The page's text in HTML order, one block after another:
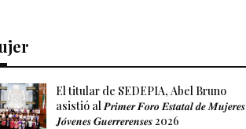
El titular de SEDEPIA, Abel Bruno
asistió al 𝑷𝒓𝒊𝒎𝒆𝒓 𝑭𝒐𝒓𝒐 𝑬𝒔𝒕𝒂𝒕𝒂𝒍 𝒅𝒆 𝑴𝒖𝒋𝒆𝒓𝒆𝒔
𝑱𝒐́𝒗𝒆𝒏𝒆𝒔 𝑮𝒖𝒆𝒓𝒓𝒆𝒓𝒆𝒏𝒔𝒆𝒔 2026